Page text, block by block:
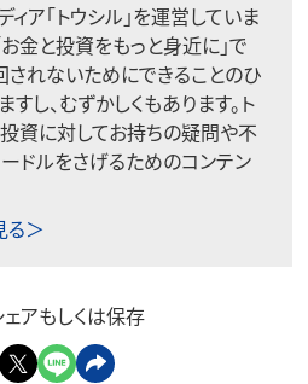
ア「トウシル」を運営していま
お金と投資をもっと身近に」で
されないためにできることのひ
すし、むずかしくもあります。ト
資に対してお持ちの疑問や不
ドルをさげるためのコンテン
＞
アもしくは保存